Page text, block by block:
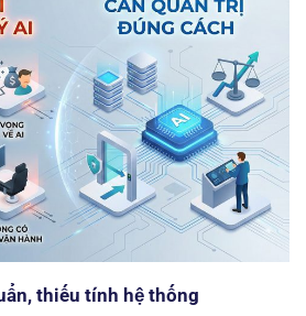
thiếu tính hệ thống